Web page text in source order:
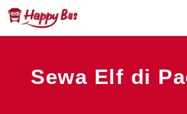
Sewa Elf di